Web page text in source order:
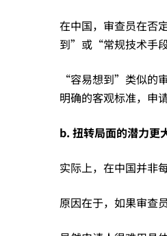
相
反
的
审
查
在中国，审查员在否
到”或“常规技术手段
“容易想到”类似的
明确的客观标准，申
b. 扭转局面的潜力更
实际上，在中国并非
原因在于，如果审查